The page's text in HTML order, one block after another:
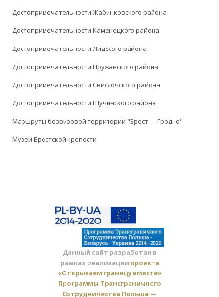
Достопримечательности Жабинковского района
Достопримечательности Каменецкого района
Достопримечательности Лидского района
Достопримечательности Пружанского района
Достопримечательности Свислочского района
Достопримечательности Щучинского района
Маршруты безвизовой территории "Брест — Гродно"
Музеи Брестской крепости
Данный сайт разработан в
рамках реализации проекта
«Открываем границу вместе»
Программы Трансграничного
Сотрудничества Польша —